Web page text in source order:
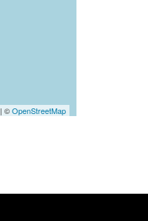
| ©OpenStreetMap